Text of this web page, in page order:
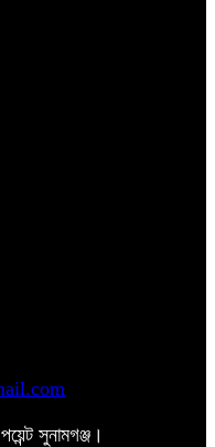
সুনামগঞ্জ।